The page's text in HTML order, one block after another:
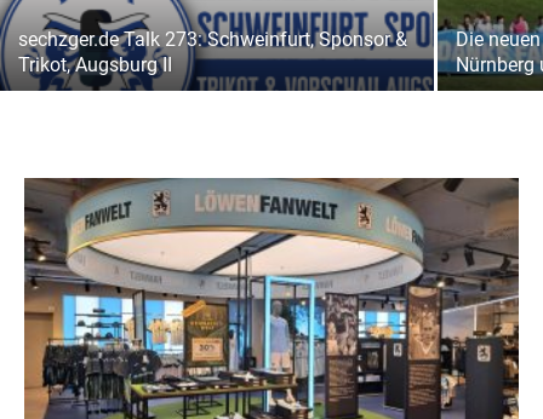
sechzger.de Talk 273: Schweinfurt, Sponsor &
Trikot, Augsburg II
Die
Nürnberg